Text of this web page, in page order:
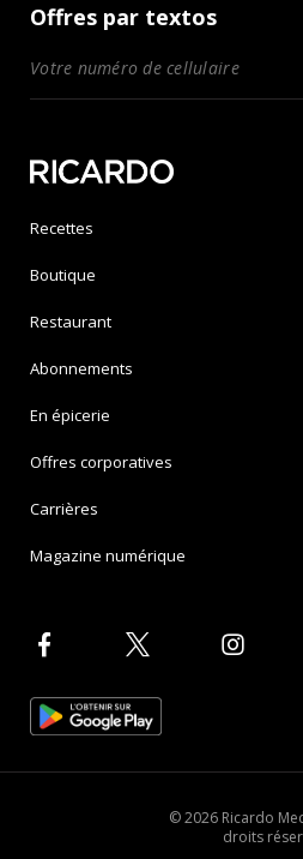
Offres par textos
Recettes
Boutique
Restaurant
Abonnements
En épicerie
Offres corporatives
Carrières
Magazine numérique
© 2026 Ricardo
droits